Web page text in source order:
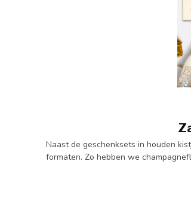
Naast de geschenksets in houden
formaten. Zo hebben we